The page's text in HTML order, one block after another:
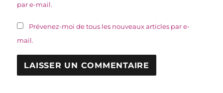
par e-mail.
Prévenez-moi de tous les nouveaux articles par e-
mail.